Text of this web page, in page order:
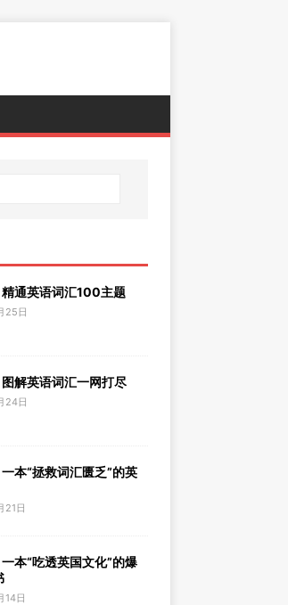
通英语词汇100主题
25日
解英语词汇一网打尽
24日
本“拯救词汇匮乏”的英
21日
本“吃透英国文化”的爆
14日